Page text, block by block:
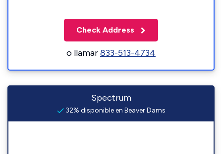
Check Address
o llamar833-513-4734
Spectrum
32% disponible en Beaver Dams